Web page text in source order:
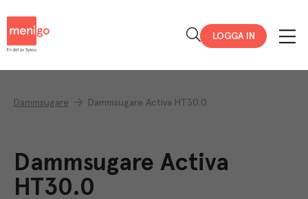
LOGGA IN
Dammsugare Dammsugare Activa HT30.0
Dammsugare Activa
HT30.0